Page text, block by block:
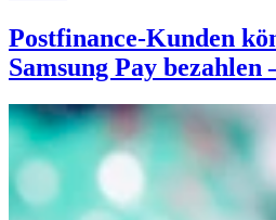
Postfinance-Kunden
Samsung Pay